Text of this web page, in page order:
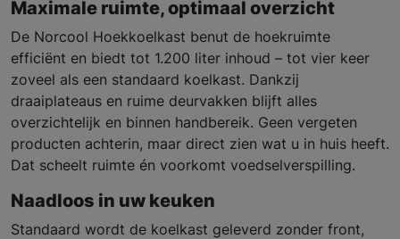
Maximale ruimte, optimaal overzicht
De Norcool Hoekkoelkast benut de hoekruimte
efficiënt en biedt tot 1.200 liter inhoud – tot vier keer
zoveel als een standaard koelkast. Dankzij
draaiplateaus en ruime deurvakken blijft alles
overzichtelijk en binnen handbereik. Geen vergeten
producten achterin, maar direct zien wat u in huis heeft.
Dat scheelt ruimte én voorkomt voedselverspilling.
Naadloos in uw keuken
Standaard wordt de koelkast geleverd zonder front,